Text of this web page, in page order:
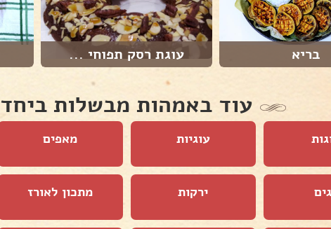
בריא עוגת רסק תפוחי ...
עוד באמהות מבשלות ביחד
עוגיות מאפים
ירקות מתכון לאורז